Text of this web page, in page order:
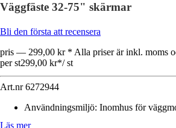
Väggfäste 32-75" skärmar
Bli den första att recensera
pris — 299,00 kr * Alla priser är inkl. moms
per st299,00 kr*/ st
Art.nr 6272944
Användningsmiljö: Inomhus för
Läs mer